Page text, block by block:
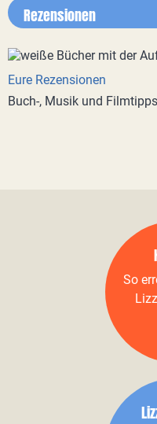
Rezensionen
Eure Rezensionen
Buch-, Musik und
So